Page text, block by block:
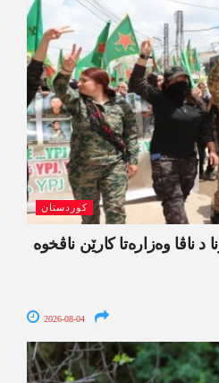
کوردستان
د ناڤا وەزارەتا کارێن ناڤخوە
2026-08-04